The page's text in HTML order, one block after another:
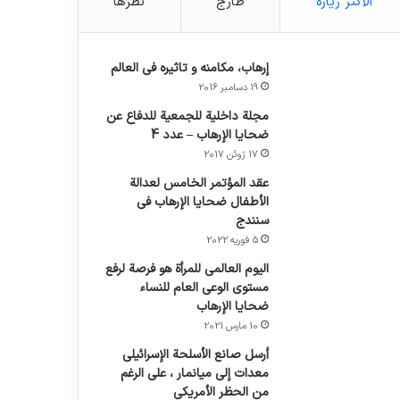
إرهاب، مكامنه و تاثيره في العالم
19 دسامبر 2016
مجلة داخلية للجمعية للدفاع عن
ضحايا الإرهاب – عدد 4
17 ژوئن 2017
عقد المؤتمر الخامس لعدالة
الأطفال ضحايا الإرهاب في
سنندج
5 فوریه 2022
اليوم العالمي للمرأة هو فرصة لرفع
مستوى الوعي العام للنساء
ضحايا الإرهاب
10 مارس 2021
أرسل صانع الأسلحة الإسرائيلي
معدات إلى ميانمار ، على الرغم
من الحظر الأمريكي